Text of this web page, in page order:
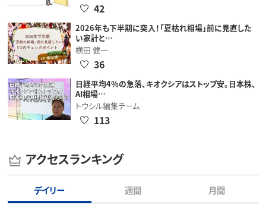
42
2026年も下半期に突入！「夏枯れ相場」前に見直した
い家計と…
横田 健一
36
日経平均4％の急落、キオクシアはストップ安。日本株、
AI相場…
トウシル編集チーム
113
アクセスランキング
デイリー 週間 月間